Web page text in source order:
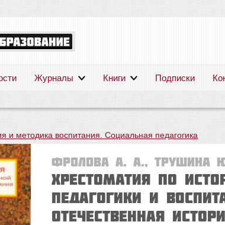
Журналы Книги Подписки
и методика воспитания. Социальная педагогика
Фролова А. А., Трушина
Хрестоматия по
педагогики и
Отечественная